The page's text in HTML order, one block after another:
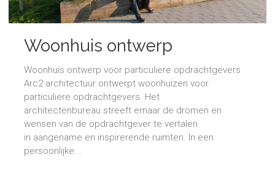
Woonhuis ontwerp
Woonhuis ontwerp voor particuliere opdrachtgevers
Arc2 architectuur ontwerpt woonhuizen voor
particuliere opdrachtgevers. Het
architectenbureau streeft ernaar de dromen en
wensen van de opdrachtgever te vertalen
in aangename en inspirerende ruimten. In een
persoonlijke...